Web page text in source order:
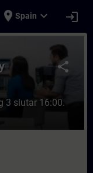
place Spain expand_more login
Safety
share
3 slutar 16:00.